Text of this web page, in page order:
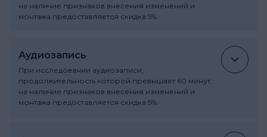
на наличие признаков внесения изменений и
монтажа предоставляется скидка 5%.
Аудиозапись
При исследовании аудиозаписи,
продолжительность которой превышает 60 минут,
на наличие признаков внесения изменений и
монтажа предоставляется скидка 5%.